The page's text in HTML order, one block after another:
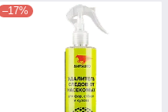
–17%